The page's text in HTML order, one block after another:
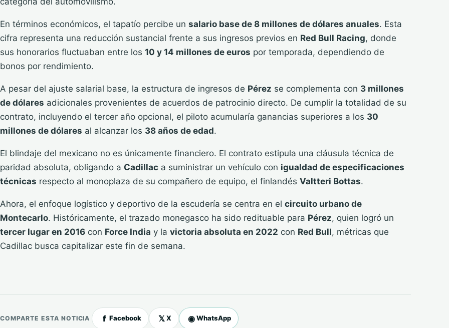
En términos económicos, el tapatío percibe un salario base de 8 millones de dólares anuales. Esta
cifra representa una reducción sustancial frente a sus ingresos previos en Red Bull Racing, donde
sus honorarios fluctuaban entre los 10 y 14 millones de euros por temporada, dependiendo de
bonos por rendimiento.
A pesar del ajuste salarial base, la estructura de ingresos de Pérez se complementa con 3 millones
de dólares adicionales provenientes de acuerdos de patrocinio directo. De cumplir la totalidad de su
contrato, incluyendo el tercer año opcional, el piloto acumularía ganancias superiores a los 30
millones de dólares al alcanzar los 38 años de edad.
El blindaje del mexicano no es únicamente financiero. El contrato estipula una cláusula técnica de
paridad absoluta, obligando a Cadillac a suministrar un vehículo con igualdad de especificaciones
técnicas respecto al monoplaza de su compañero de equipo, el finlandés Valtteri Bottas.
Ahora, el enfoque logístico y deportivo de la escudería se centra en el circuito urbano de
Montecarlo. Históricamente, el trazado monegasco ha sido redituable para Pérez, quien logró un
tercer lugar en 2016 con Force India y la victoria absoluta en 2022 con Red Bull, métricas que
Cadillac busca capitalizar este fin de semana.
COMPARTE ESTA NOTICIA f Facebook 𝕏 X ◉ WhatsApp